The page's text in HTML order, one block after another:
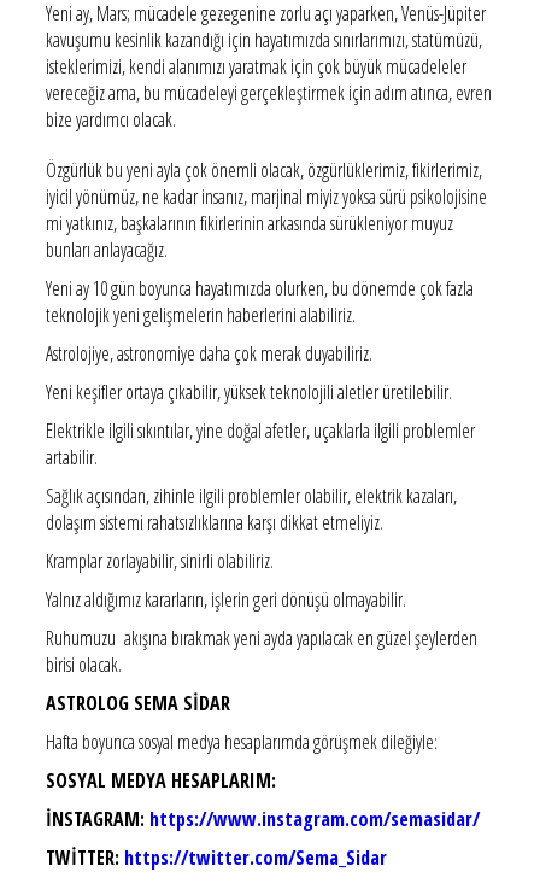
Yeni ay, Mars; mücadele gezegenine zorlu açı yaparken, Venüs-Jüpiter
kavuşumu kesinlik kazandığı için hayatımızda sınırlarımızı, statümüzü,
isteklerimizi, kendi alanımızı yaratmak için çok büyük mücadeleler
vereceğiz ama, bu mücadeleyi gerçekleştirmek için adım atınca, evren
bize yardımcı olacak.
Özgürlük bu yeni ayla çok önemli olacak, özgürlüklerimiz, fikirlerimiz,
iyicil yönümüz, ne kadar insanız, marjinal miyiz yoksa sürü psikolojisine
mi yatkınız, başkalarının fikirlerinin arkasında sürükleniyor muyuz
bunları anlayacağız.
Yeni ay 10 gün boyunca hayatımızda olurken, bu dönemde çok fazla
teknolojik yeni gelişmelerin haberlerini alabiliriz.
Astrolojiye, astronomiye daha çok merak duyabiliriz.
Yeni keşifler ortaya çıkabilir, yüksek teknolojili aletler üretilebilir.
Elektrikle ilgili sıkıntılar, yine doğal afetler, uçaklarla ilgili problemler
artabilir.
Sağlık açısından, zihinle ilgili problemler olabilir, elektrik kazaları,
dolaşım sistemi rahatsızlıklarına karşı dikkat etmeliyiz.
Kramplar zorlayabilir, sinirli olabiliriz.
Yalnız aldığımız kararların, işlerin geri dönüşü olmayabilir.
Ruhumuzu akışına bırakmak yeni ayda yapılacak en güzel şeylerden
birisi olacak.
ASTROLOG SEMA SİDAR
Hafta boyunca sosyal medya hesaplarımda görüşmek dileğiyle:
SOSYAL MEDYA HESAPLARIM:
İNSTAGRAM: https://www.instagram.com/semasidar/
TWİTTER: https://twitter.com/Sema_Sidar